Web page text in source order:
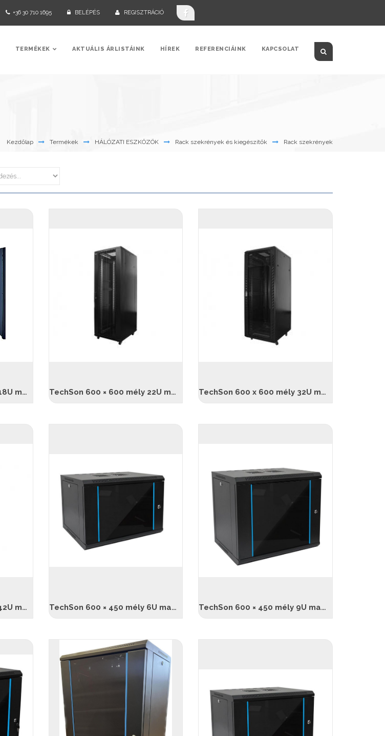
+36 30 710 1695 BELÉPÉS REGISZTRÁCIÓ
TERMÉKEK AKTUÁLIS ÁRLISTÁINK HÍREK REFERENCIÁINK KAPCSOLAT
Kezdőlap Termékek HÁLÓZATI ESZKÖZÖK Rack szekrények és kiegészítők Rack szekrények
TechSon 600 x 600 mély 18U magas, álló rackszekrény, fekete TechSon 600 × 600 mély 22U magas, álló rackszekrény, üveg ajtó, fekete TechSon 600 x 600 mély 32U magas, álló rackszekrény, fekete
TechSon 600 × 600 mély 42U magas, álló rackszekrény, üveg ajtó, fekete TechSon 600 × 450 mély 6U magas, fali rackszekrény, üveg ajtó, fekete TechSon 600 × 450 mély 9U magas, fali rackszekrény, üveg ajtó, fekete